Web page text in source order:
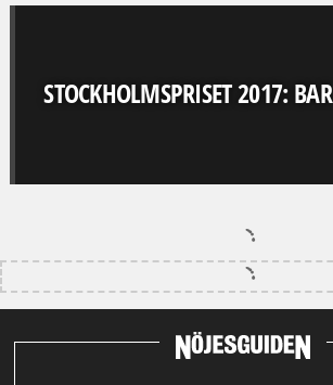
STOCKHOLMSPRISET 2017: BAR